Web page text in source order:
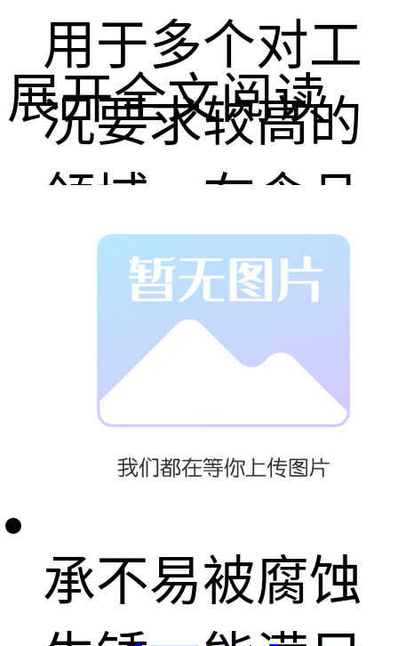
用于多个对工
况要求较高的
领域。在食品
加工行业，设
备需要频繁用
水或消毒剂清
承不易被腐蚀
展开全文阅读